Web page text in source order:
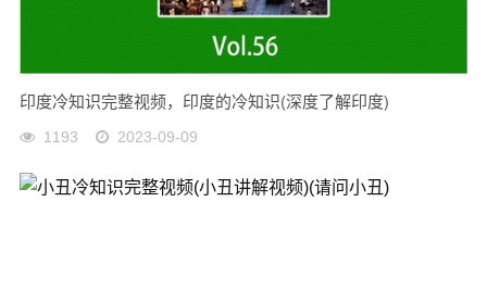
印度冷知识完整视频，印度的冷知识(深度了解印度)
1193 2023-09-09